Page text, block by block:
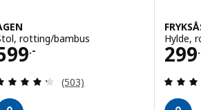
rotting/bambus
.-
599.-
Anmeld: 4.3 ud af 5
(503)
Hylde,
299
Pris